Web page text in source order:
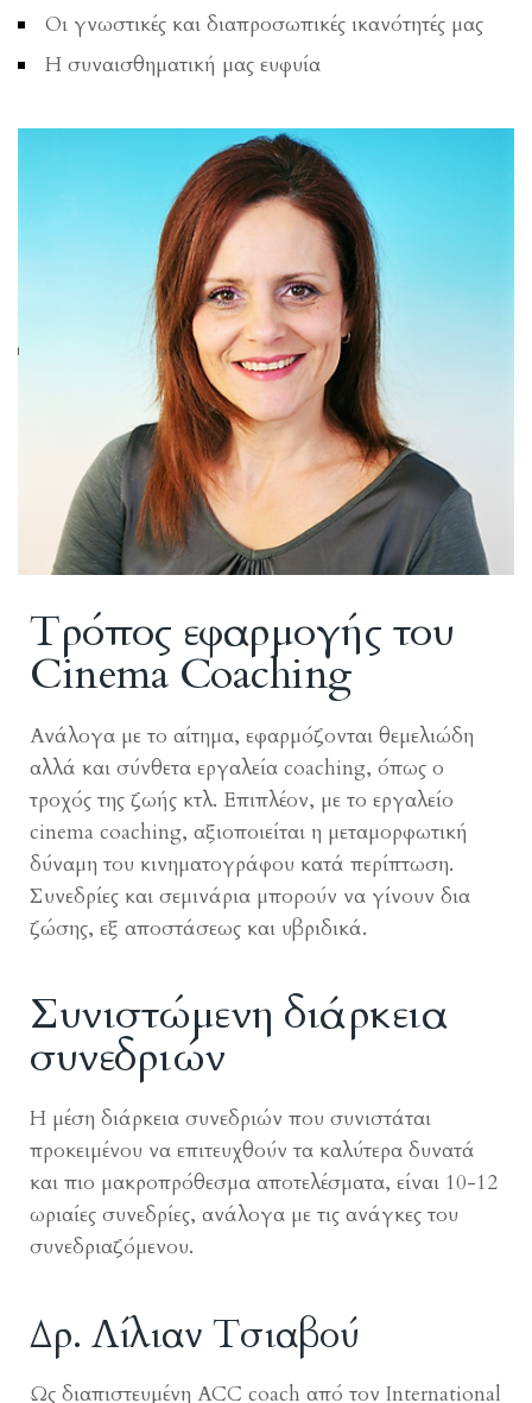
Οι γνωστικές και διαπροσωπικές ικανότητές μας
Η συναισθηματική μας ευφυία
Τρόπος εφαρμογής του
Cinema Coaching
Ανάλογα με το αίτημα, εφαρμόζονται θεμελιώδη
αλλά και σύνθετα εργαλεία coaching, όπως ο
τροχός της ζωής κτλ. Επιπλέον, με το εργαλείο
cinema coaching, αξιοποιείται η μεταμορφωτική
δύναμη του κινηματογράφου κατά περίπτωση.
Συνεδρίες και σεμινάρια μπορούν να γίνουν δια
ζώσης, εξ αποστάσεως και υβριδικά.
Συνιστώμενη διάρκεια
συνεδριών
Η μέση διάρκεια συνεδριών που συνιστάται
προκειμένου να επιτευχθούν τα καλύτερα δυνατά
και πιο μακροπρόθεσμα αποτελέσματα, είναι 10-12
ωριαίες συνεδρίες, ανάλογα με τις ανάγκες του
συνεδριαζόμενου.
Δρ. Λίλιαν Τσιαβού
Ως διαπιστευμένη ACC coach από τον International